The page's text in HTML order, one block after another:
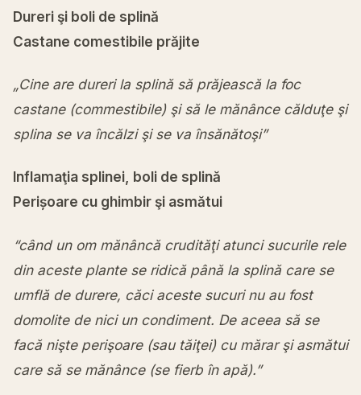
Dureri şi boli de splină
Castane comestibile prăjite
„Cine are dureri la splină să prăjească la foc
castane (commestibile) şi să le mănânce călduţe şi
splina se va încălzi şi se va însănătoşi”
Inflamaţia splinei, boli de splină
Perișoare cu ghimbir şi asmătui
“când un om mănâncă crudităţi atunci sucurile rele
din aceste plante se ridică până la splină care se
umflă de durere, căci aceste sucuri nu au fost
domolite de nici un condiment. De aceea să se
facă nişte perişoare (sau tăiţei) cu mărar şi asmătui
care să se mănânce (se fierb în apă).”